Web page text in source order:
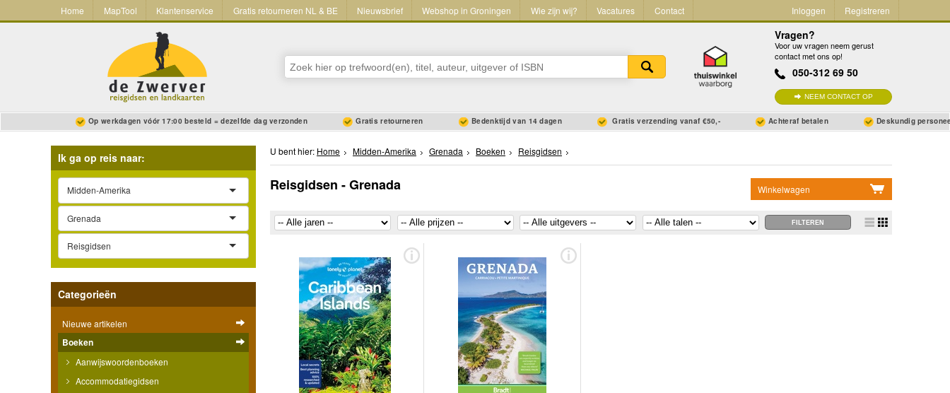
Home MapTool Klantenservice Gratis retourneren NL & BE Nieuwsbrief Webshop in Groningen Wie zijn wij? Vacatures Contact Inloggen Registreren
Vragen?
Voor uw vragen neem gerust
contact met ons op!
050-312 69 50
NEEM CONTACT OP
Op werkdagen vóór 17:00 besteld = dezelfde dag verzonden Gratis retourneren Bedenktijd van 14 dagen Gratis verzending vanaf €50,- Achteraf betalen Deskundig
Ik ga op reis naar:
Midden-Amerika
Grenada
Reisgidsen
Categorieën
Nieuwe artikelen
Boeken
Aanwijswoordenboeken
Accommodatiegidsen
U bent hier: Home Midden-Amerika Grenada Boeken Reisgidsen
Winkelwagen
Ga naar winkelwagen
Reisgidsen - Grenada